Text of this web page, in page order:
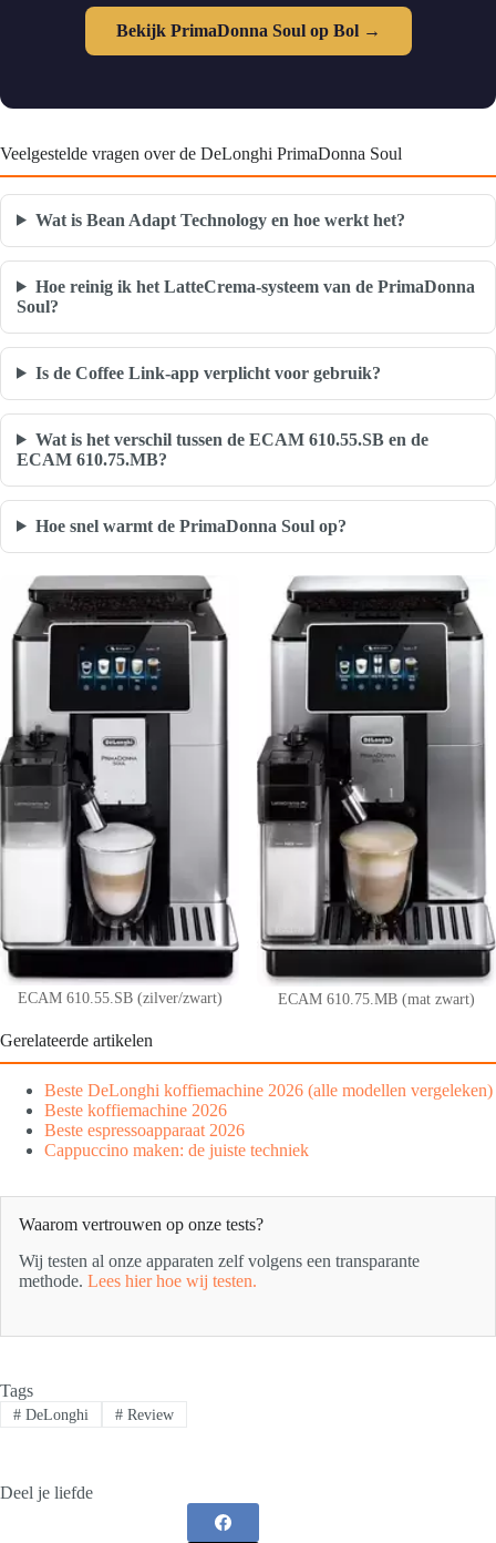
Bekijk PrimaDonna Soul op Bol →
Veelgestelde vragen over de DeLonghi PrimaDonna Soul
Wat is Bean Adapt Technology en hoe werkt het?
Hoe reinig ik het LatteCrema-systeem van de PrimaDonna
Soul?
Is de Coffee Link-app verplicht voor gebruik?
Wat is het verschil tussen de ECAM 610.55.SB en de
ECAM 610.75.MB?
Hoe snel warmt de PrimaDonna Soul op?
ECAM 610.55.SB (zilver/zwart) ECAM 610.75.MB (mat zwart)
Gerelateerde artikelen
Beste DeLonghi koffiemachine 2026 (alle modellen vergeleken)
Beste koffiemachine 2026
Beste espressoapparaat 2026
Cappuccino maken: de juiste techniek
Waarom vertrouwen op onze tests?
Wij testen al onze apparaten zelf volgens een transparante
methode. Lees hier hoe wij testen.
Tags
#DeLonghi #Review
Deel je liefde